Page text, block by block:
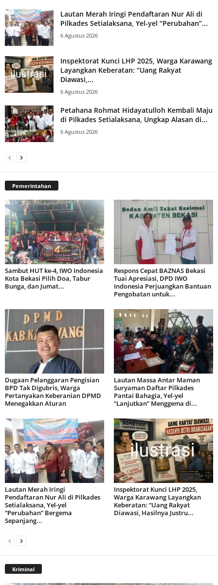
Lautan Merah Iringi Pendaftaran Nur Ali di
Pilkades Setialaksana, Yel-yel “Perubahan”...
6 Agustus 2026
Inspektorat Kunci LHP 2025, Warga Karawang
Layangkan Keberatan: “Uang Rakyat
Diawasi,...
6 Agustus 2026
Petahana Rohmat Hidayatulloh Kembali Maju
di Pilkades Setialaksana, Ungkap Alasan di...
6 Agustus 2026
Pemerintahan
Sambut HUT ke-4, IWO Indonesia
Kota Bekasi Pilih Doa, Tabur
Bunga, dan Jumat...
Respons Cepat BAZNAS Bekasi
Tuai Apresiasi, DPD IWO
Indonesia Perjuangkan Bantuan
Pengobatan untuk...
Dugaan Pelanggaran Pengisian
BPD Tak Digubris, Warga
Pertanyakan Keberanian DPMD
Menegakkan Aturan
Lautan Massa Antar Maman
Suryaman Daftar Pilkades
Pantai Bahagia, Yel-yel
“Lanjutkan” Menggema di...
Lautan Merah Iringi
Pendaftaran Nur Ali di Pilkades
Setialaksana, Yel-yel
“Perubahan” Bergema
Sepanjang...
Inspektorat Kunci LHP 2025,
Warga Karawang Layangkan
Keberatan: “Uang Rakyat
Diawasi, Hasilnya Justru...
Kriminal